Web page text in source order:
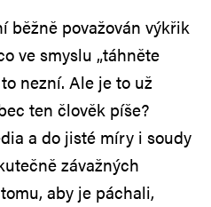
běžně považován výkřik
ve smyslu „táhněte
nezní. Ale je to už
ten člověk píše?
a do jisté míry i soudy
závažných
aby je páchali,